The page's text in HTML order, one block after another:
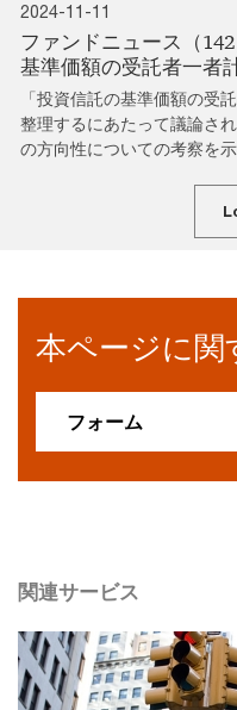
2024-11-11
ファンドニュース（
基準価額の受託者一者
「投資信託の基準価額の受
整理するにあたって議論さ
の方向性についての考察を示
本ページに関
フォーム
関連サービス